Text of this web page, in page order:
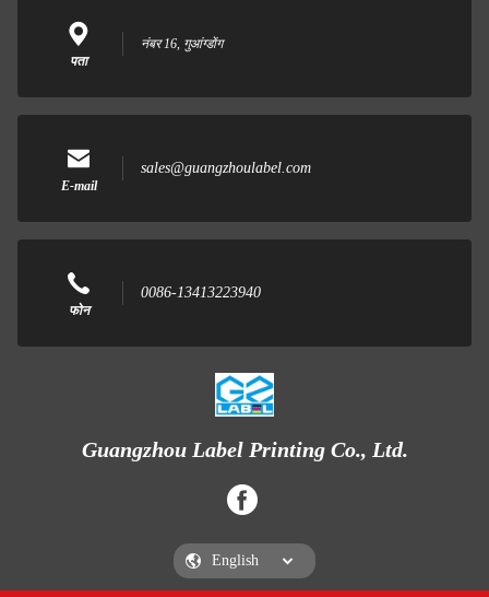
पता
नंबर 16, गुआंग्डोंग
E-mail
sales@guangzhoulabel.com
फोन
0086-13413223940
Guangzhou Label Printing Co., Ltd.